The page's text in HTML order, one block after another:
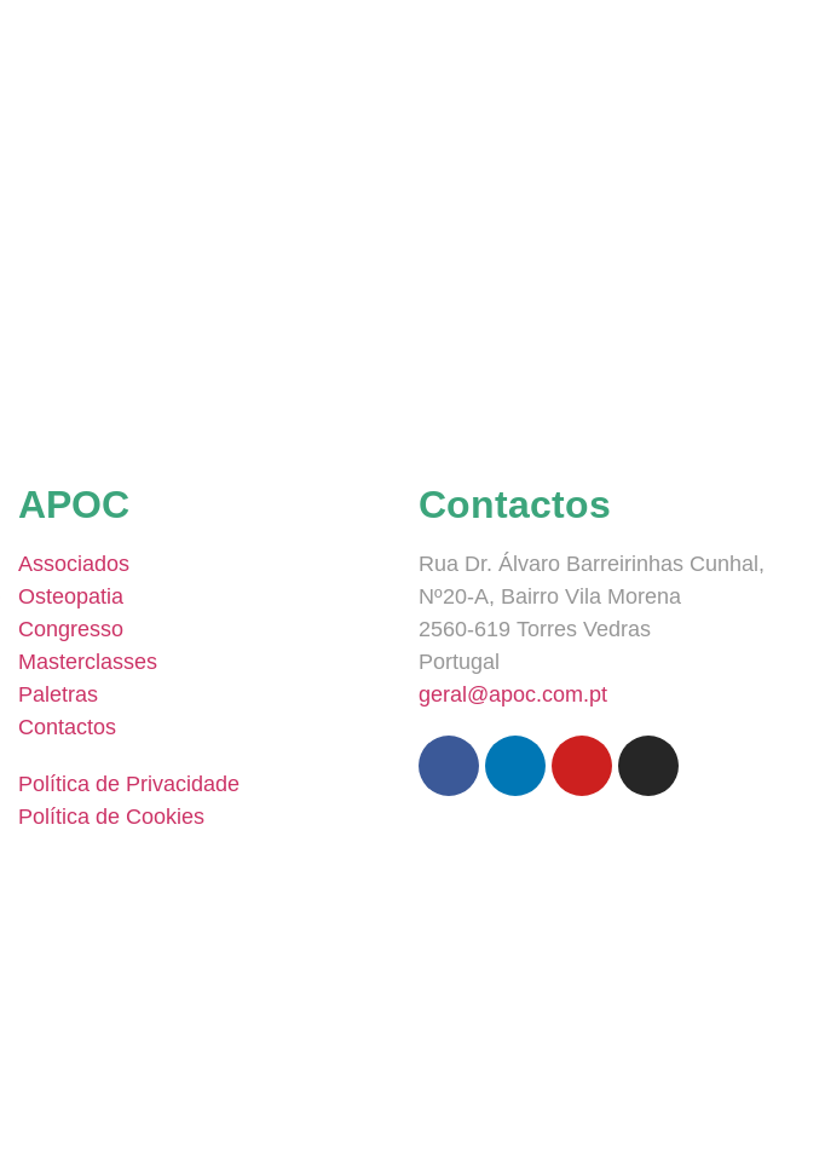
APOC
Associados
Osteopatia
Congresso
Masterclasses
Paletras
Contactos
Política de Privacidade
Política de Cookies
Contactos
Rua Dr. Álvaro Barreirinhas Cunhal,
Nº20-A, Bairro Vila Morena
2560-619 Torres Vedras
Portugal
geral@apoc.com.pt